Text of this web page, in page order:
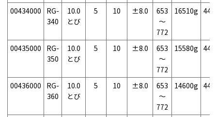
00434000
RG-
340
10.0
とび
5 10 ±8.0
653
～
772
16510g
00435000
RG-
350
10.0
とび
5 10 ±8.0
653
～
772
15580g
00436000
RG-
360
10.0
とび
5 10 ±8.0
653
～
772
14600g